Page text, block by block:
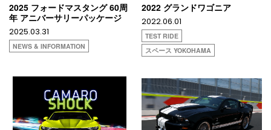
2025 フォードマスタング 60周
年 アニバーサリーパッケージ
2025.03.31
NEWS & INFORMATION
2022 グランドワゴニア
2022.06.01
TEST RIDE
スペース YOKOHAMA